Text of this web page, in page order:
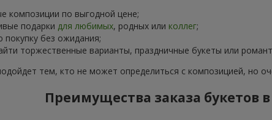
композиции по выгодной цене;
подарки для любимых, родных или коллег;
без ожидания;
торжественные варианты, праздничные букеты или
тем, кто не может определиться с композицией, но
Преимущества заказа букетов